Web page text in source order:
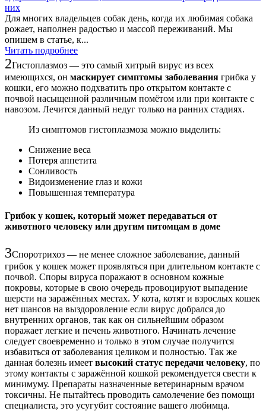
них
Для многих владельцев собак день, когда их любимая собака
рожает, наполнен радостью и массой переживаний. Мы
опишем в статье, к...
Читать подробнее
2Гистоплазмоз — это самый хитрый вирус из всех
имеющихся, он маскирует симптомы заболевания грибка у
кошки, его можно подхватить про открытом контакте с
почвой насыщенной различным помётом или при контакте с
навозом. Лечится данный недуг только на ранних стадиях.
Из симптомов гистоплазмоза можно выделить:
Снижение веса
Потеря аппетита
Сонливость
Видоизменение глаз и кожи
Повышенная температура
Грибок у кошек, который может передаваться от
животного человеку или другим питомцам в доме
3Споротрихоз — не менее сложное заболевание, данный
грибок у кошек может проявляться при длительном контакте с
почвой. Споры вируса поражают в основном кожные
покровы, которые в свою очередь провоцируют выпадение
шерсти на заражённых местах. У кота, котят и взрослых кошек
нет шансов на выздоровление если вирус добрался до
внутренних органов, так как он сильнейшим образом
поражает легкие и печень животного. Начинать лечение
следует своевременно и только в этом случае получится
избавиться от заболевания целиком и полностью. Так же
данная болезнь имеет высокий статус передачи человеку, по
этому контакты с заражённой кошкой рекомендуется свести к
минимуму. Препараты назначенные ветеринарным врачом
токсичны. Не пытайтесь проводить самолечение без помощи
специалиста, это усугубит состояние вашего любимца.